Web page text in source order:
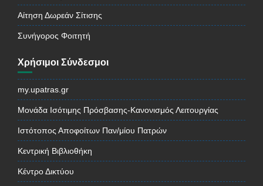
Αίτηση Δωρεάν Σίτισης
Συνήγορος Φοιτητή
Χρήσιμοι Σύνδεσμοι
my.upatras.gr
Μονάδα Ισότιμης Πρόσβασης-Κανονισμός Λειτουργίας
Ιστότοπος Αποφοίτων Παν/μίου Πατρών
Κεντρική Βιβλιοθήκη
Κέντρο Δικτύου